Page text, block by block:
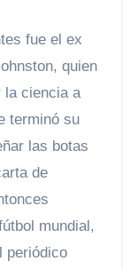
fue el ex
quien
la ciencia a
terminó su
las botas
de
mundial,
periódico